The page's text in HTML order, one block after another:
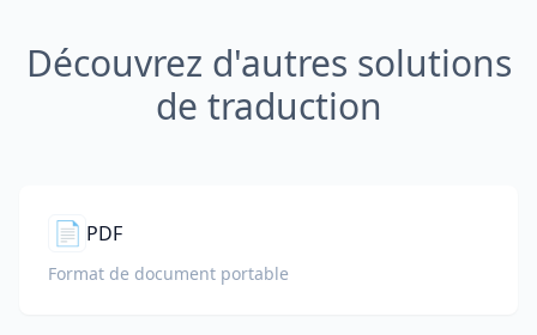
Découvrez d'autres solutions
de traduction
📄 PDF
Format de document portable